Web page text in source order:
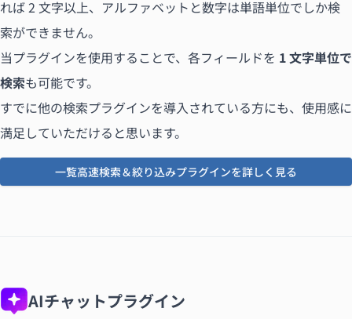
れば 2 文字以上、アルファベットと数字は単語単位でしか検
索ができません。
当プラグインを使用することで、各フィールドを 1 文字単位で
検索も可能です。
すでに他の検索プラグインを導入されている方にも、使用感に
満足していただけると思います。
一覧高速検索＆絞り込みプラグインを詳しく見る
AIチャットプラグイン